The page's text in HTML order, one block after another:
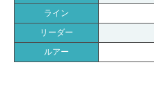
ライン
リーダー
ルアー